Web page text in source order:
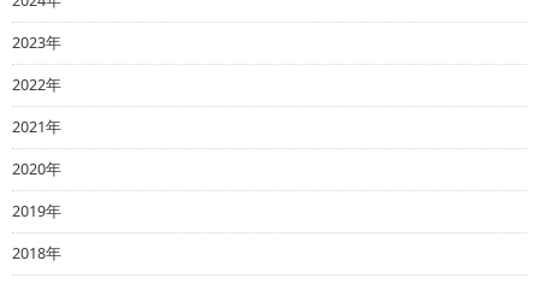
2023年
2022年
2021年
2020年
2019年
2018年